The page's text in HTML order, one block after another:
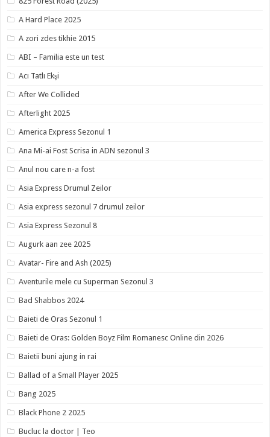
A Hard Place 2025
A zori zdes tikhie 2015
ABI – Familia este un test
Acı Tatlı Ekşi
After We Collided
Afterlight 2025
America Express Sezonul 1
Ana Mi-ai Fost Scrisa in ADN sezonul 3
Anul nou care n-a fost
Asia Express Drumul Zeilor
Asia express sezonul 7 drumul zeilor
Asia Express Sezonul 8
Augurk aan zee 2025
Avatar- Fire and Ash (2025)
Aventurile mele cu Superman Sezonul 3
Bad Shabbos 2024
Baieti de Oras Sezonul 1
Baieti de Oras: Golden Boyz Film Romanesc Online din 2026
Baietii buni ajung in rai
Ballad of a Small Player 2025
Bang 2025
Black Phone 2 2025
Bucluc la doctor | Teo